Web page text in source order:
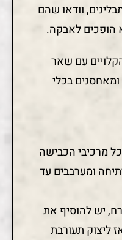
וודאו שהם
הופכים לאבקה.
עם שאר
בכלי
מרכיבי הכבישה
ומערבבים עד
יש להוסיף את
ליצוק תעורבת